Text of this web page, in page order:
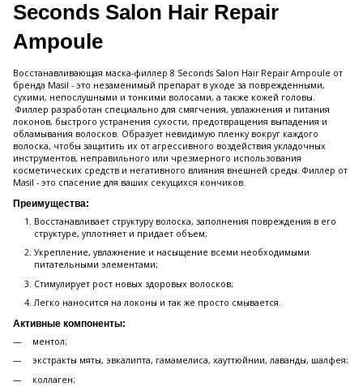
Seconds Salon Hair Repair
Ampoule
Восстанавливающая маска-филлер 8 Seconds Salon Hair Repair Ampoule от
бренда Masil - это незаменимый препарат в уходе за поврежденными,
сухими, непослушными и тонкими волосами, а также кожей головы.
Филлер разработан специально для смягчения, увлажнения и питания
локонов, быстрого устранения сухости, предотвращения выпадения и
обламывания волосков. Образует невидимую пленку вокруг каждого
волоска, чтобы защитить их от агрессивного воздействия укладочных
инструментов, неправильного или чрезмерного использования
косметических средств и негативного влияния внешней среды. Филлер от
Masil - это спасение для ваших секущихся кончиков.
Преимущества:
Восстанавливает структуру волоска, заполнения повреждения в его
структуре, уплотняет и придает объем;
Укрепление, увлажнение и насыщение всеми необходимыми
питательными элементами;
Стимулирует рост новых здоровых волосков;
Легко наносится на локоны и так же просто смывается.
Активные компоненты:
ментол;
экстракты мяты, эвкалипта, гамамелиса, хауттюйнии, лаванды, шалфея;
коллаген;